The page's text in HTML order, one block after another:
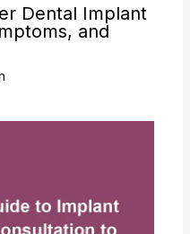
Dental Implant
and